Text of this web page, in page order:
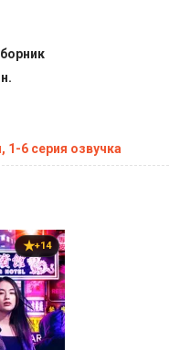
1-6 серия озвучка
+14